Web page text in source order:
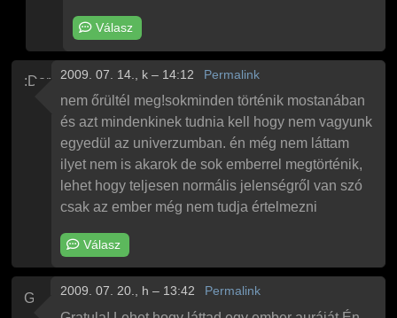
Válasz
:Dorka2009. 07. 14., k – 14:12 Permalink
nem őrültél meg!sokminden történik mostanában
és azt mindenkinek tudnia kell hogy nem vagyunk
egyedül az univerzumban. én még nem láttam
ilyet nem is akarok de sok emberrel megtörténik,
lehet hogy teljesen normális jelenségről van szó
csak az ember még nem tudja értelmezni
Válasz
Gyula2009. 07. 20., h – 13:42 Permalink